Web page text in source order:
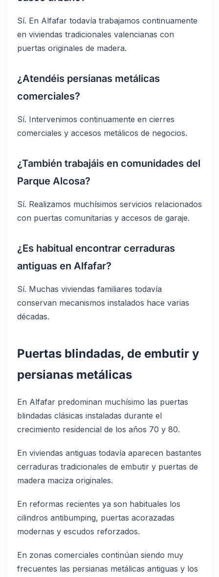
Sí. En Alfafar todavía trabajamos continuamente
en viviendas tradicionales valencianas con
puertas originales de madera.
¿Atendéis persianas metálicas
comerciales?
Sí. Intervenimos continuamente en cierres
comerciales y accesos metálicos de negocios.
¿También trabajáis en comunidades del
Parque Alcosa?
Sí. Realizamos muchísimos servicios relacionados
con puertas comunitarias y accesos de garaje.
¿Es habitual encontrar cerraduras
antiguas en Alfafar?
Sí. Muchas viviendas familiares todavía
conservan mecanismos instalados hace varias
décadas.
Puertas blindadas, de embutir y
persianas metálicas
En Alfafar predominan muchísimo las puertas
blindadas clásicas instaladas durante el
crecimiento residencial de los años 70 y 80.
En viviendas antiguas todavía aparecen bastantes
cerraduras tradicionales de embutir y puertas de
madera maciza originales.
En reformas recientes ya son habituales los
cilindros antibumping, puertas acorazadas
modernas y escudos reforzados.
En zonas comerciales continúan siendo muy
frecuentes las persianas metálicas antiguas y los